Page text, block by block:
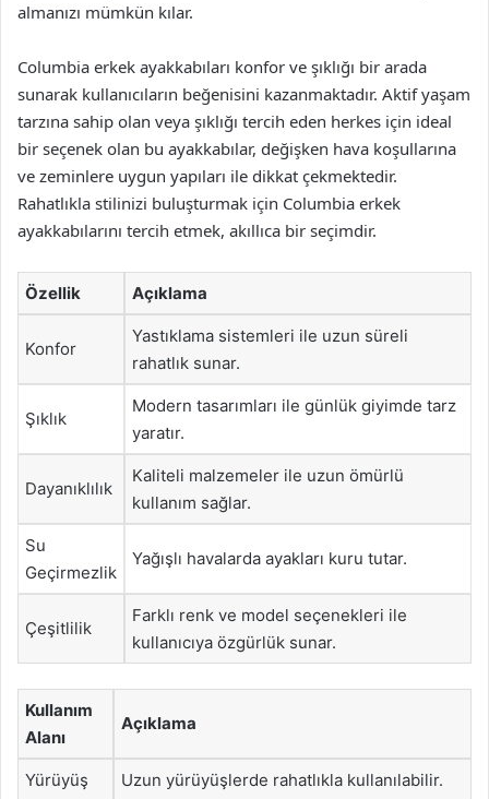
almanızı mümkün kılar.
Columbia erkek ayakkabıları konfor ve şıklığı bir arada
sunarak kullanıcıların beğenisini kazanmaktadır. Aktif yaşam
tarzına sahip olan veya şıklığı tercih eden herkes için ideal
bir seçenek olan bu ayakkabılar, değişken hava koşullarına
ve zeminlere uygun yapıları ile dikkat çekmektedir.
Rahatlıkla stilinizi buluşturmak için Columbia erkek
ayakkabılarını tercih etmek, akıllıca bir seçimdir.
Özellik Açıklama
Konfor
Yastıklama sistemleri ile uzun süreli
rahatlık sunar.
Şıklık
Modern tasarımları ile günlük giyimde tarz
yaratır.
Dayanıklılık
Kaliteli malzemeler ile uzun ömürlü
kullanım sağlar.
Su
Geçirmezlik
Yağışlı havalarda ayakları kuru tutar.
Çeşitlilik
Farklı renk ve model seçenekleri ile
kullanıcıya özgürlük sunar.
Kullanım
Alanı
Açıklama
Yürüyüş Uzun yürüyüşlerde rahatlıkla kullanılabilir.